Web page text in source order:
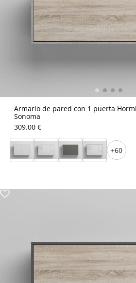
Armario de pared con 1 puerta
Sonoma
309.00 €
+60